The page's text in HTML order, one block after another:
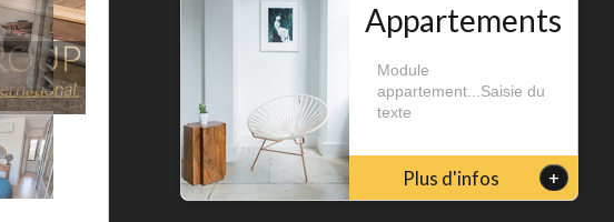
Appartements
Module
appartement...Saisie du
texte
Plus d'infos +